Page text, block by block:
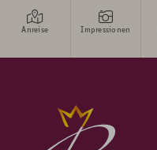
Anreise Impressionen